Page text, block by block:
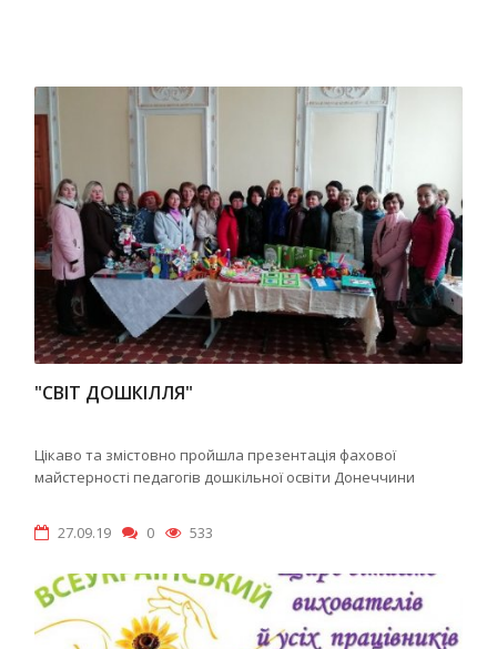
"СВІТ ДОШКІЛЛЯ"
Цікаво та змістовно пройшла презентація фахової
майстерності педагогів дошкільної освіти Донеччини
27.09.19 0 533